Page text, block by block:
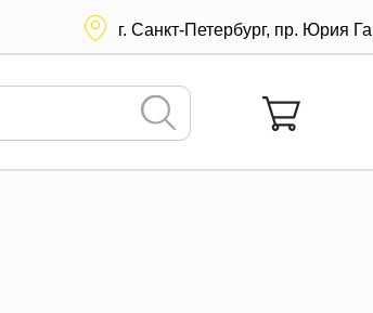
г. Санкт-Петербург, пр. Юрия